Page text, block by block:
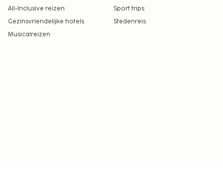
All-Inclusive reizen
Sport trips
Gezinsvriendelijke hotels
Stedenreis
Musicalreizen